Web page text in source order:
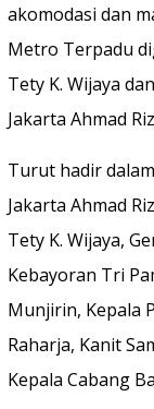
akomodasi dan
Metro Terpadu
Tety K. Wijaya
Jakarta Ahmad
Turut hadir
Jakarta Ahmad
Tety K. Wijaya,
Kebayoran Tri
Munjirin, Kepala
Raharja, Kanit
Kepala Cabang